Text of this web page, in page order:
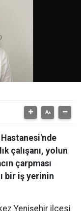
çalışanı, yolun
çarpması
bir iş yerinin
Yenişehir ilçesi